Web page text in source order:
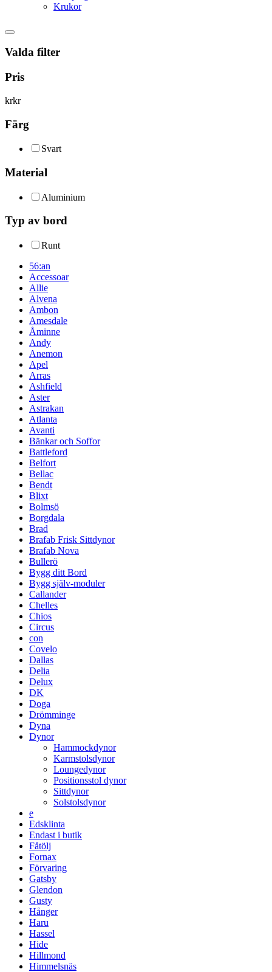
Krukor
Valda filter
Pris
krkr
Färg
Svart
Material
Aluminium
Typ av bord
Runt
56:an
Accessoar
Allie
Alvena
Ambon
Amesdale
Åminne
Andy
Anemon
Apel
Arras
Ashfield
Aster
Astrakan
Atlanta
Avanti
Bänkar och Soffor
Battleford
Belfort
Bellac
Bendt
Blixt
Bolmsö
Borgdala
Brad
Brafab Frisk Sittdynor
Brafab Nova
Bullerö
Bygg ditt Bord
Bygg själv-moduler
Callander
Chelles
Chios
Circus
con
Covelo
Dallas
Delia
Delux
DK
Doga
Drömminge
Dyna
Dynor
Hammockdynor
Karmstolsdynor
Loungedynor
Positionsstol dynor
Sittdynor
Solstolsdynor
e
Edsklinta
Endast i butik
Fåtölj
Fornax
Förvaring
Gatsby
Glendon
Gusty
Hånger
Haru
Hassel
Hide
Hillmond
Himmelsnäs